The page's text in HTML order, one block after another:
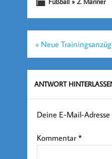
Beitragsnavigation
« Neue
ANTWORT
Deine E-Mail-
Kommentar *